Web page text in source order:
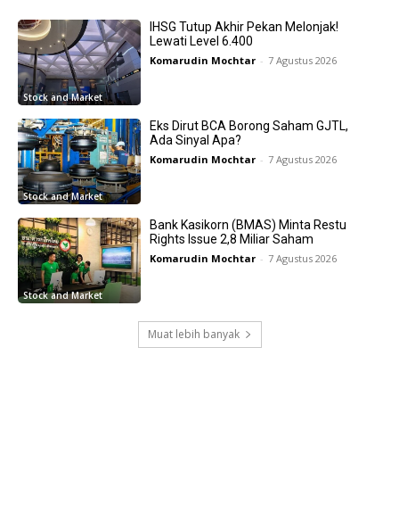
Stock and Market
IHSG Tutup Akhir Pekan Melonjak!
Lewati Level 6.400
Komarudin Mochtar - 7 Agustus 2026
Stock and Market
Eks Dirut BCA Borong Saham GJTL,
Ada Sinyal Apa?
Komarudin Mochtar - 7 Agustus 2026
Stock and Market
Bank Kasikorn (BMAS) Minta Restu
Rights Issue 2,8 Miliar Saham
Komarudin Mochtar - 7 Agustus 2026
Muat lebih banyak